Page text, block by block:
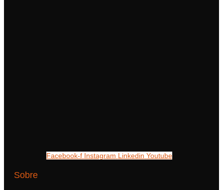
Facebook-f Instagram Linkedin Youtube
Sobre